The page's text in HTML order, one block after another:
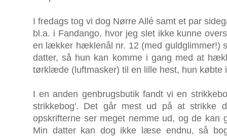
I fredags tog vi dog Nørre Allé samt et par
bl.a. i Fandango, hvor jeg slet ikke kunne
en lækker hæklenål nr. 12 (med guldglimmer!)
datter, så hun kan komme i gang med at
tørklæde (luftmasker) til en lille hest, hun købte
I en anden genbrugsbutik fandt vi en
strikkebog'. Det går mest ud på at strikke
opskrifterne ser meget nemme ud, og de kan
Min datter kan dog ikke læse endnu, så